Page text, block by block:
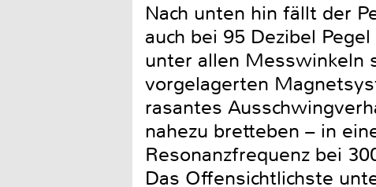
Nach unten hin fällt der
auch bei 95 Dezibel
unter allen Messwinkeln
vorgelagerten
rasantes
nahezu bretteben – in
Resonanzfrequenz bei
Das Offensichtlichste